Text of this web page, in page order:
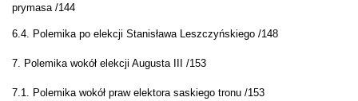
prymasa /144
6.4. Polemika po elekcji Stanisława Leszczyńskiego /148
7. Polemika wokół elekcji Augusta III /153
7.1. Polemika wokół praw elektora saskiego tronu /153